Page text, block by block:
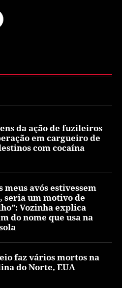
da ação de fuzileiros
em cargueiro de
com cocaína
meus avós estivessem
seria um motivo de
Vozinha explica
do nome que usa na
faz vários mortos na
do Norte, EUA